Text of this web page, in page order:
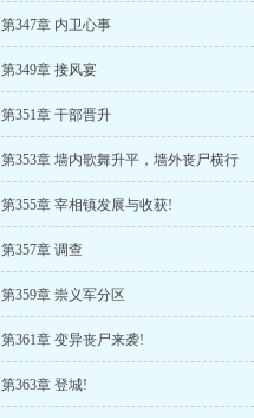
第347章 内卫心事
第349章 接风宴
第351章 干部晋升
第353章 墙内歌舞升平，墙外丧尸横行
第355章 宰相镇发展与收获!
第357章 调查
第359章 崇义军分区
第361章 变异丧尸来袭!
第363章 登城!